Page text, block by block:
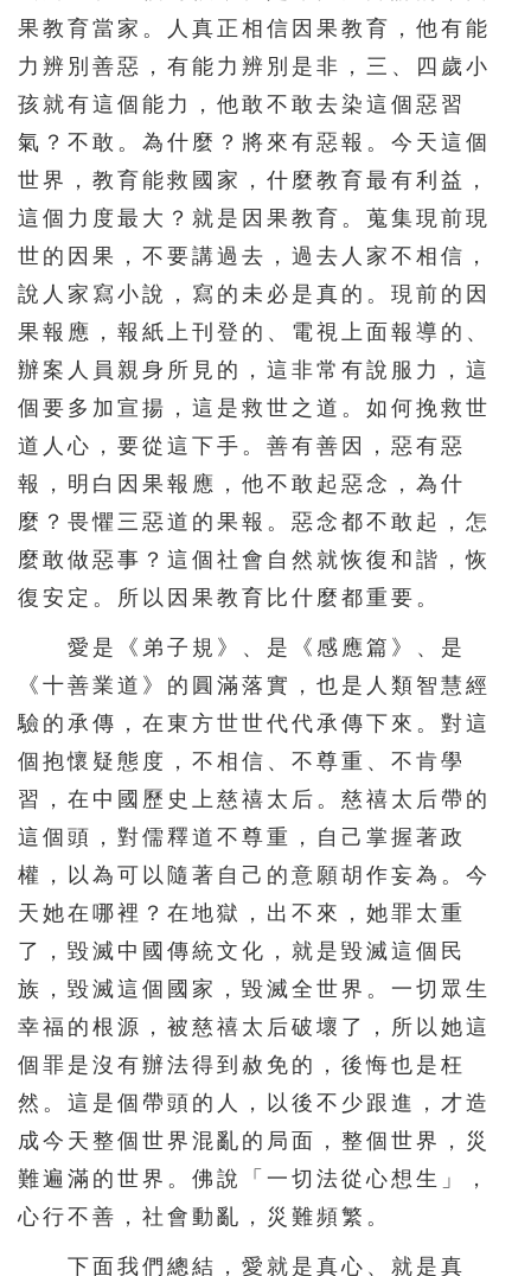
果教育當家。人真正相信因果教育，他有能
力辨別善惡，有能力辨別是非，三、四歲小
孩就有這個能力，他敢不敢去染這個惡習
氣？不敢。為什麼？將來有惡報。今天這個
世界，教育能救國家，什麼教育最有利益，
這個力度最大？就是因果教育。蒐集現前現
世的因果，不要講過去，過去人家不相信，
說人家寫小說，寫的未必是真的。現前的因
果報應，報紙上刊登的、電視上面報導的、
辦案人員親身所見的，這非常有說服力，這
個要多加宣揚，這是救世之道。如何挽救世
道人心，要從這下手。善有善因，惡有惡
報，明白因果報應，他不敢起惡念，為什
麼？畏懼三惡道的果報。惡念都不敢起，怎
麼敢做惡事？這個社會自然就恢復和諧，恢
復安定。所以因果教育比什麼都重要。
愛是《弟子規》、是《感應篇》、是
《十善業道》的圓滿落實，也是人類智慧經
驗的承傳，在東方世世代代承傳下來。對這
個抱懷疑態度，不相信、不尊重、不肯學
習，在中國歷史上慈禧太后。慈禧太后帶的
這個頭，對儒釋道不尊重，自己掌握著政
權，以為可以隨著自己的意願胡作妄為。今
天她在哪裡？在地獄，出不來，她罪太重
了，毀滅中國傳統文化，就是毀滅這個民
族，毀滅這個國家，毀滅全世界。一切眾生
幸福的根源，被慈禧太后破壞了，所以她這
個罪是沒有辦法得到赦免的，後悔也是枉
然。這是個帶頭的人，以後不少跟進，才造
成今天整個世界混亂的局面，整個世界，災
難遍滿的世界。佛說「一切法從心想生」，
心行不善，社會動亂，災難頻繁。
下面我們總結，愛就是真心、就是真